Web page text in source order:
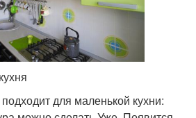
для маленькой кухни: